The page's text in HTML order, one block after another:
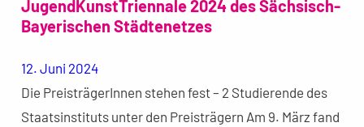
JugendKunstTriennale 2024 des Sächsisch-
Bayerischen Städtenetzes
12. Juni 2024
Die PreisträgerInnen stehen fest – 2 Studierende des
Staatsinstituts unter den Preisträgern Am 9. März fand